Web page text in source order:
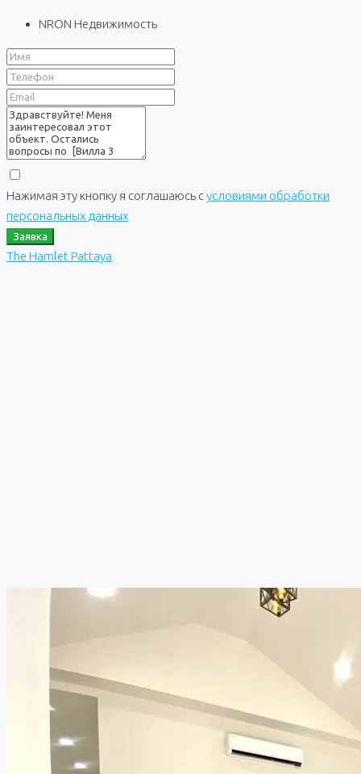
NRON Недвижимость
Нажимая эту кнопку я соглашаюсь сусловиями обработки
персональных данных
Заявка
The Hamlet Pattaya